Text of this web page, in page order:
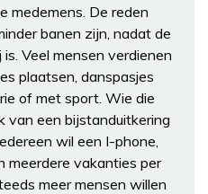
medemens. De reden
banen zijn, nadat de
Veel mensen verdienen
plaatsen, danspasjes
of met sport. Wie die
van een bijstanduitkering
wil een I-phone,
meerdere vakanties per
meer mensen willen